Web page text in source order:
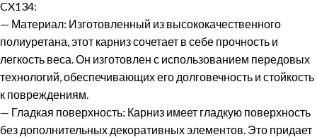
CX134:
— Материал: Изготовленный из высококачественного
полиуретана, этот карниз сочетает в себе прочность и
легкость веса. Он изготовлен с использованием передовых
технологий, обеспечивающих его долговечность и стойкость
к повреждениям.
— Гладкая поверхность: Карниз имеет гладкую поверхность
без дополнительных декоративных элементов. Это придает